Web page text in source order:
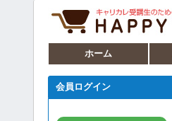
ホーム
会員ログイン